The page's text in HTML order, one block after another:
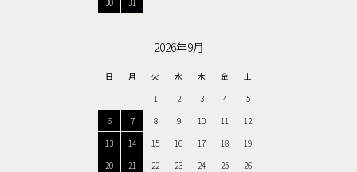
2026年9月
日 月 火 水 木 金
土
1
2 3 4
5
6
7 8 9 10 11
12
13
14 15 16 17 18
19
20
21 22 23 24 25
26